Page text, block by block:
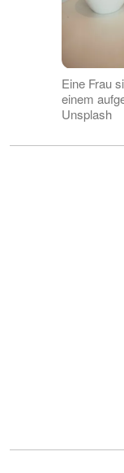
Eine Frau
einem
Unsplash